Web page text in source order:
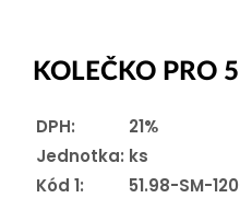
KOLEČKO PRO
DPH:
21%
Jednotka: ks
Kód 1:
51.98-SM-